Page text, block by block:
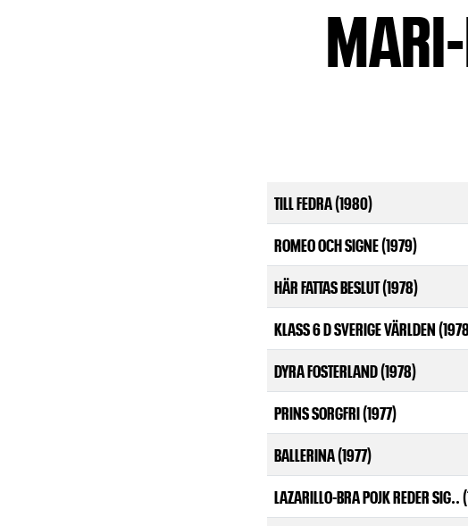
TILL FEDRA (1980)
ROMEO OCH SIGNE (1979)
HÄR FATTAS BESLUT (1978)
KLASS 6 D SVERIGE VÄRLDEN
DYRA FOSTERLAND (1978)
PRINS SORGFRI (1977)
BALLERINA (1977)
LAZARILLO-BRA POJK REDER SIG..